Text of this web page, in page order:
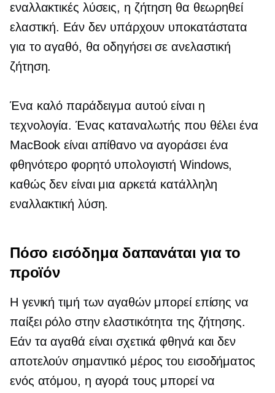
εναλλακτικές λύσεις, η ζήτηση θα θεωρηθεί
ελαστική. Εάν δεν υπάρχουν υποκατάστατα
για το αγαθό, θα οδηγήσει σε ανελαστική
ζήτηση.
Ένα καλό παράδειγμα αυτού είναι η
τεχνολογία. Ένας καταναλωτής που θέλει ένα
MacBook είναι απίθανο να αγοράσει ένα
φθηνότερο φορητό υπολογιστή Windows,
καθώς δεν είναι μια αρκετά κατάλληλη
εναλλακτική λύση.
Πόσο εισόδημα δαπανάται για το
προϊόν
Η γενική τιμή των αγαθών μπορεί επίσης να
παίξει ρόλο στην ελαστικότητα της ζήτησης.
Εάν τα αγαθά είναι σχετικά φθηνά και δεν
αποτελούν σημαντικό μέρος του εισοδήματος
ενός ατόμου, η αγορά τους μπορεί να